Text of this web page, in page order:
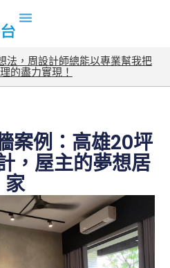
法，周設計師總能以專業幫我把
的盡力實現！
案例：高雄20坪
，屋主的夢想居
家